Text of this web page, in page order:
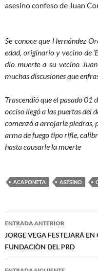
asesino confeso de Juan
Se conoce que Hernández
edad, originario y vecino de
dio muerte a su vecino
muchas discusiones que
Trascendió que el pasado 01
occiso llegó a las puertas del
comenzó a arrojarle piedras,
arma de fuego tipo rifle,
hasta causarle la muerte
ACAPONETA ASESINO
Navegación
de
entradas
ENTRADA ANTERIOR
JORGE VEGA FESTEJARÁ
FUNDACIÒN DEL PRD